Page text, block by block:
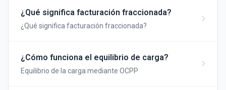
¿Qué significa facturación fraccionada?
¿Qué significa facturación fraccionada?
¿Cómo funciona el equilibrio de carga?
Equilibrio de la carga mediante OCPP